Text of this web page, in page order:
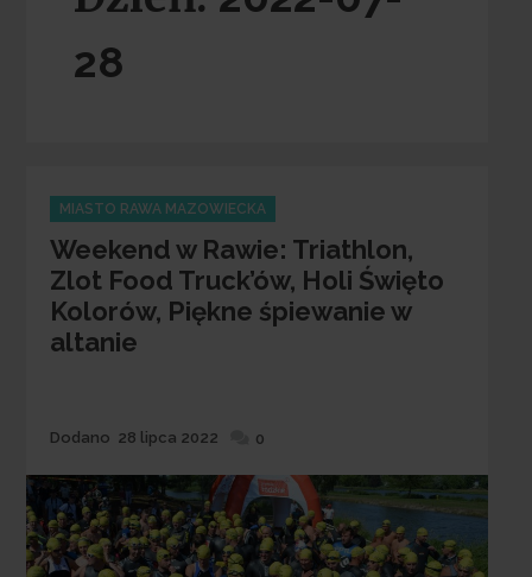
28
Categories
MIASTO RAWA MAZOWIECKA
Weekend w Rawie: Triathlon,
Zlot Food Truck’ów, Holi Święto
Kolorów, Piękne śpiewanie w
altanie
Dodane
Dodano 28 lipca 2022 0